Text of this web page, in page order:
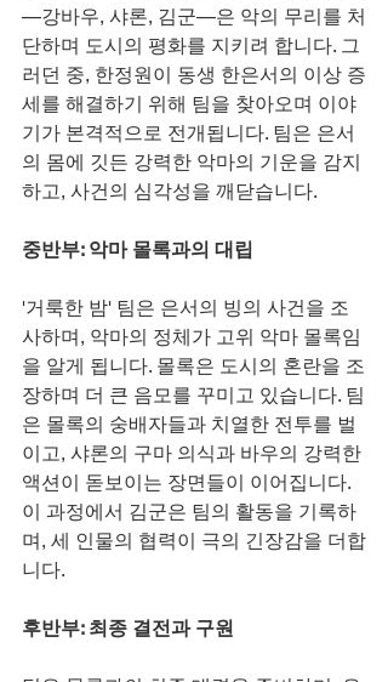
—강바우, 샤론, 김군—은 악의 무리를 처
단하며 도시의 평화를 지키려 합니다. 그
러던 중, 한정원이 동생 한은서의 이상 증
세를 해결하기 위해 팀을 찾아오며 이야
기가 본격적으로 전개됩니다. 팀은 은서
의 몸에 깃든 강력한 악마의 기운을 감지
하고, 사건의 심각성을 깨닫습니다.
중반부: 악마 몰록과의 대립
'거룩한 밤' 팀은 은서의 빙의 사건을 조
사하며, 악마의 정체가 고위 악마 몰록임
을 알게 됩니다. 몰록은 도시의 혼란을 조
장하며 더 큰 음모를 꾸미고 있습니다. 팀
은 몰록의 숭배자들과 치열한 전투를 벌
이고, 샤론의 구마 의식과 바우의 강력한
액션이 돋보이는 장면들이 이어집니다.
이 과정에서 김군은 팀의 활동을 기록하
며, 세 인물의 협력이 극의 긴장감을 더합
니다.
후반부: 최종 결전과 구원